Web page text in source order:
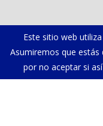
Este sitio web
Asumiremos que
por no aceptar si